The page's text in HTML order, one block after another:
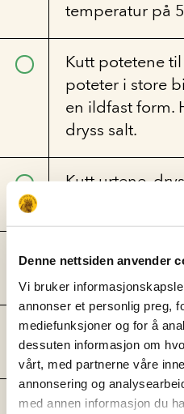
Denne nettsiden anvender
Vi bruker
annonser et personlig preg,
mediefunksjoner og for å
dessuten informasjon om
vårt, med partnerne våre
annonsering og
med annen informasjon du
temperatur på
Kutt potetene
poteter i store
en ildfast form.
dryss salt.
Kutt urtene,
Stek potetene
minutter til
Kutt
i vann med salt.
Når